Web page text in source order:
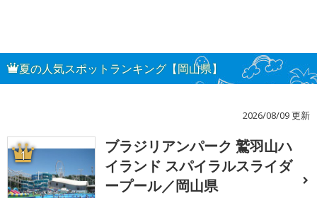
夏の人気スポットランキング【岡山県】
2026/08/09 更新
1
ブラジリアンパーク 鷲羽山ハ
イランド スパイラルスライダ
ープール／岡山県